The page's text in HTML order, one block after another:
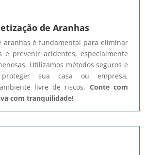
de Aranhas
aranhas é fundamental para eliminar
e prevenir acidentes, especialmente
Utilizamos métodos seguros e
sua casa ou empresa,
livre de riscos. Conte com
com tranquilidade!